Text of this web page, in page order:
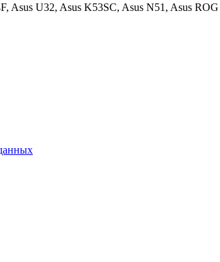
U32, Asus K53SC, Asus N51, Asus